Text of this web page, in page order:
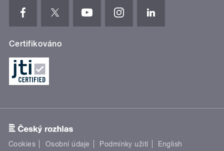
Certifikováno
Cookies Osobní údaje Podmínky užití English